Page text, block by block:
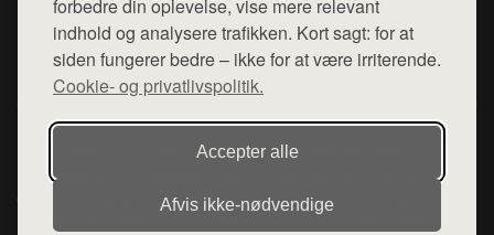
forbedre din oplevelse, vise mere relevant
indhold og analysere trafikken. Kort sagt: for at
siden fungerer bedre – ikke for at være irriterende.
Cookie- og privatlivspolitik.
Accepter alle
Afvis ikke‑nødvendige
Kontakt
Cookie- og privatlivspolitik
Denne side er en del af want.dk, der udgiver en række
hjemmesider med præsentation af forskellige produkter fra
diverse webshops. Der sælges ikke varer fra denne side - vi
henviser til de shops, som sælger varen. Vi har heller ikke